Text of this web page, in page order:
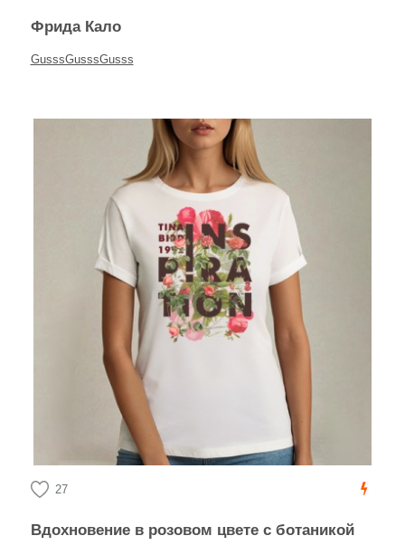
Фрида Кало
GusssGusssGusss
27
Вдохновение в розовом цвете с ботаникой